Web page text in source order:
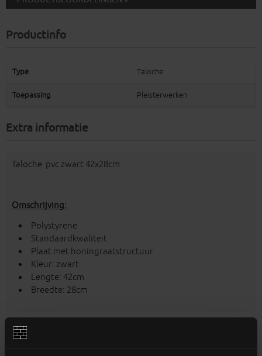
Productinfo
Type Taloche
Toepassing Pleisterwerken
Extra informatie
Taloche pvc zwart 42x28cm
Omschrijving:
Polystyrene
Standaardkwaliteit
Plaat met honingraatstructuur
Kleur: zwart
Lengte: 42cm
Breedte: 28cm